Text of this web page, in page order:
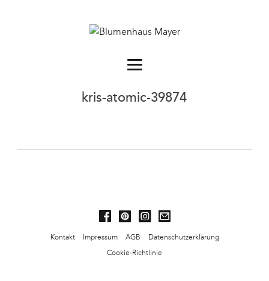
kris-atomic-39874
Kontakt Impressum AGB
Datenschutzerklärung
Cookie-Richtlinie